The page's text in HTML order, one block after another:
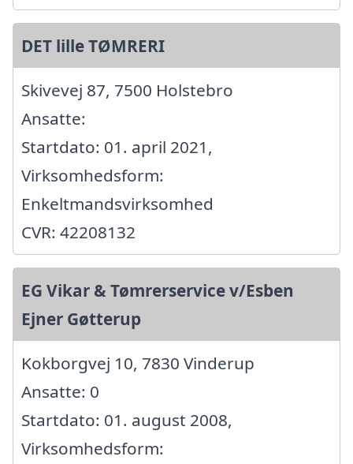
DET lille TØMRERI
Skivevej 87, 7500 Holstebro
Ansatte:
Startdato: 01. april 2021,
Virksomhedsform:
Enkeltmandsvirksomhed
CVR: 42208132
EG Vikar & Tømrerservice v/Esben
Ejner Gøtterup
Kokborgvej 10, 7830 Vinderup
Ansatte: 0
Startdato: 01. august 2008,
Virksomhedsform: